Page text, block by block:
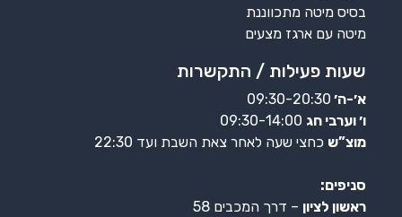
בסיס מיטה מתכווננת
מיטה עם ארגז מצעים
שעות פעילות / התקשרות
א׳-ה׳ 09:30-20:30
ו׳ וערבי חג
מוצ”ש כחצי שעה לאחר צאת השבת ועד 22:30
סניפים:
ראשון לציון – דרך המכבים 58